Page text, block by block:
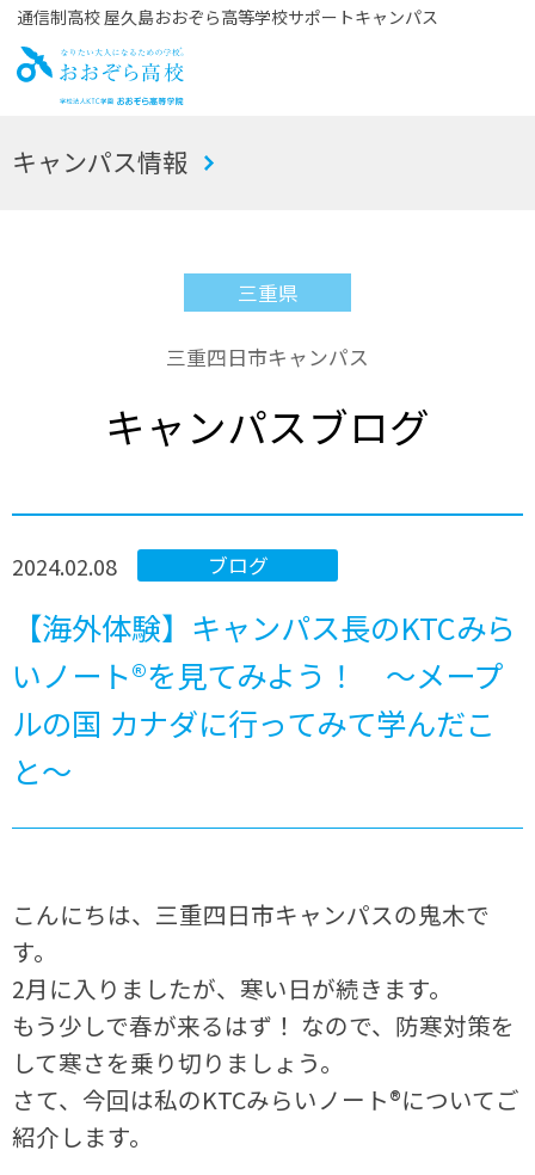
通信制高校 屋久島おおぞら高等学校サポートキャンパス
お
キャンパス情報
三重県
三重四日市キャンパス
キャンパスブログ
ブログ
2024.02.08
【海外体験】キャンパス長のKTCみら
いノート®を見てみよう！ ～メープ
ルの国 カナダに行ってみて学んだこ
と～
こんにちは、三重四日市キャンパスの鬼木で
す。
2月に入りましたが、寒い日が続きます。
もう少しで春が来るはず！ なので、防寒対策を
して寒さを乗り切りましょう。
さて、今回は私のKTCみらいノート®についてご
紹介します。